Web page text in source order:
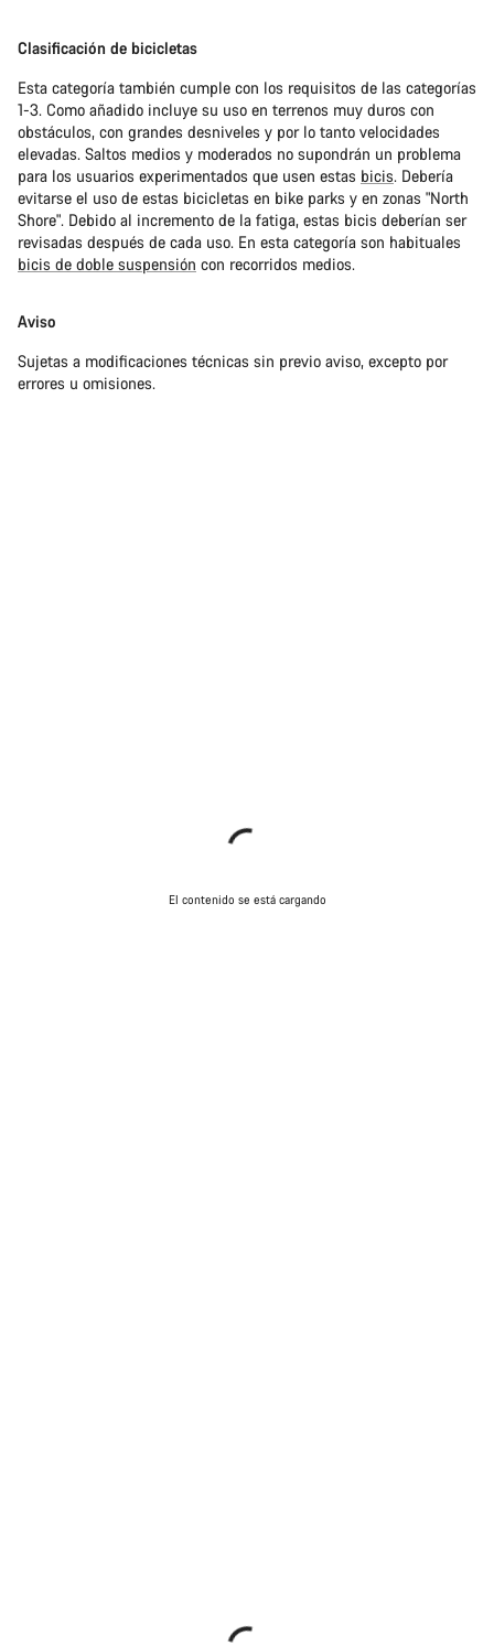
Clasificación de bicicletas
Esta categoría también cumple con los requisitos de las categorías
1-3. Como añadido incluye su uso en terrenos muy duros con
obstáculos, con grandes desniveles y por lo tanto velocidades
elevadas. Saltos medios y moderados no supondrán un problema
para los usuarios experimentados que usen estas bicis. Debería
evitarse el uso de estas bicicletas en bike parks y en zonas "North
Shore". Debido al incremento de la fatiga, estas bicis deberían ser
revisadas después de cada uso. En esta categoría son habituales
bicis de doble suspensión con recorridos medios.
Aviso
Sujetas a modificaciones técnicas sin previo aviso, excepto por
errores u omisiones.
El contenido se está cargando